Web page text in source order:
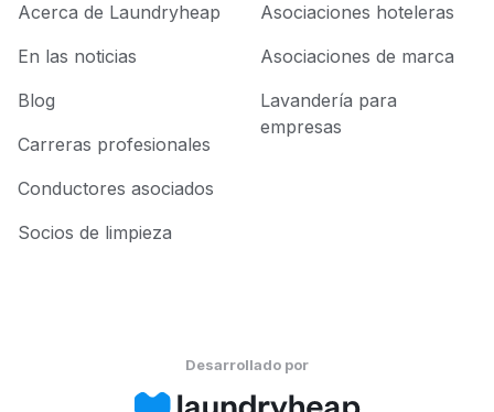
Acerca de Laundryheap
En las noticias
Blog
Carreras profesionales
Conductores asociados
Socios de limpieza
Asociaciones hoteleras
Asociaciones de marca
Lavandería para
empresas
Desarrollado por